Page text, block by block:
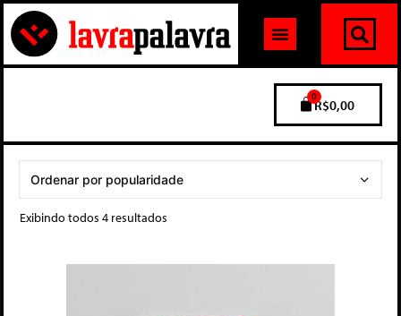
R$0,00
0
Exibindo todos 4 resultados